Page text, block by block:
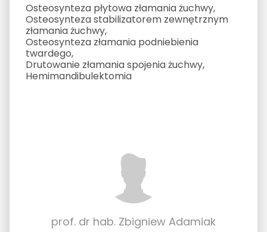
Osteosynteza płytowa złamania żuchwy,
Osteosynteza stabilizatorem zewnętrznym
złamania żuchwy,
Osteosynteza złamania podniebienia
twardego,
Drutowanie złamania spojenia żuchwy,
Hemimandibulektomia
prof. dr hab. Zbigniew Adamiak